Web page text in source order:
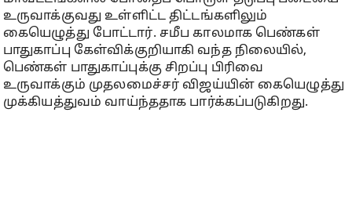
உருவாக்குவது உள்ளிட்ட திட்டங்களிலும்
கையெழுத்து போட்டார். சமீப காலமாக பெண்கள்
பாதுகாப்பு கேள்விக்குறியாகி வந்த நிலையில்,
பெண்கள் பாதுகாப்புக்கு சிறப்பு பிரிவை
உருவாக்கும் முதலமைச்சர் விஜய்யின் கையெழுத்து
முக்கியத்துவம் வாய்ந்ததாக பார்க்கப்படுகிறது.